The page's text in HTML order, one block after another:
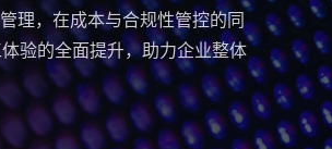
理，在成本与合规性管控的同
验的全面提升，助力企业整体